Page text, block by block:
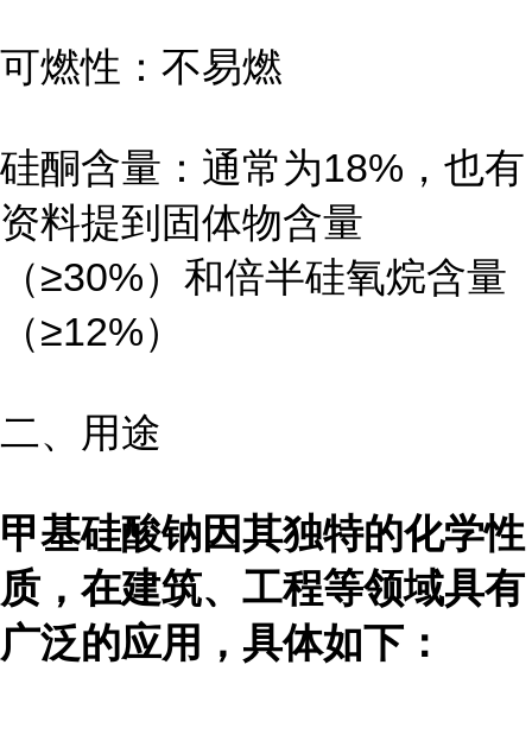
可燃性：不易燃
硅酮含量：通常为18%，也有
资料提到固体物含量
（≥30%）和倍半硅氧烷含量
（≥12%）
二、用途
甲基硅酸钠因其独特的化学性
质，在建筑、工程等领域具有
广泛的应用，具体如下：